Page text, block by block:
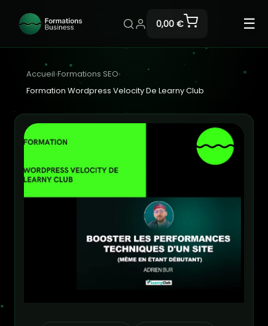
0,00 € ☰
Accueil›Formations SEO›
Formation Wordpress Velocity De Learny Club